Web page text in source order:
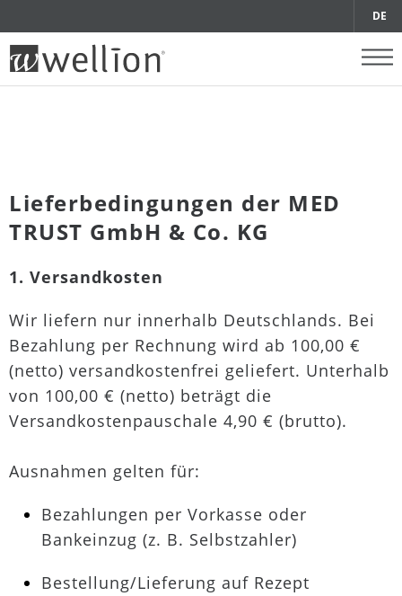
DE
Lieferbedingungen der MED
TRUST GmbH & Co. KG
1. Versandkosten
Wir liefern nur innerhalb Deutschlands. Bei
Bezahlung per Rechnung wird ab 100,00 €
(netto) versandkostenfrei geliefert. Unterhalb
von 100,00 € (netto) beträgt die
Versandkostenpauschale 4,90 € (brutto).
Ausnahmen gelten für:
Bezahlungen per Vorkasse oder
Bankeinzug (z. B. Selbstzahler)
Bestellung/Lieferung auf Rezept